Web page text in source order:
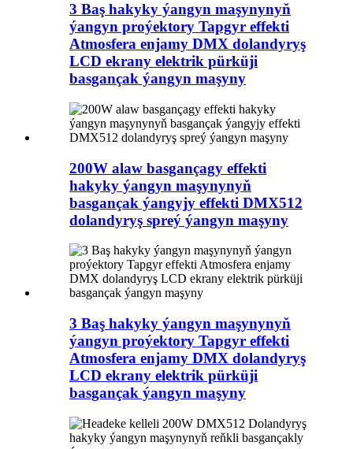
3 Baş hakyky ýangyn maşynynyň
ýangyn proýektory Tapgyr effekti
Atmosfera enjamy DMX dolandyryş
LCD ekrany elektrik pürküji
basgançak ýangyn maşyny
200W alaw basgançagy effekti
hakyky ýangyn maşynynyň
basgançak ýangyjy effekti DMX512
dolandyryş spreý ýangyn maşyny
3 Baş hakyky ýangyn maşynynyň
ýangyn proýektory Tapgyr effekti
Atmosfera enjamy DMX dolandyryş
LCD ekrany elektrik pürküji
basgançak ýangyn maşyny